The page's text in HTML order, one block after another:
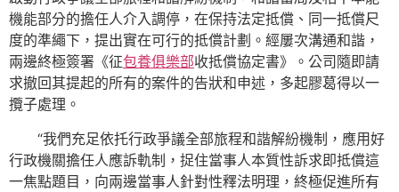
機能部分的擔任人介入調停，在保持法定抵償、同一抵償尺
度的準繩下，提出實在可行的抵償計劃。經屢次溝通和諧，
兩邊終極簽署《征包養俱樂部收抵償協定書》。公司隨即請
求撤回其提起的所有的案件的告狀和申述，多起膠葛得以一
攬子處理。
“我們充足依托行政爭議全部旅程和諧解紛機制，應用好
行政機關擔任人應訴軌制，捉住當事人本質性訴求即抵償這
一焦點題目，向兩邊當事人針對性釋法明理，終極促進所有